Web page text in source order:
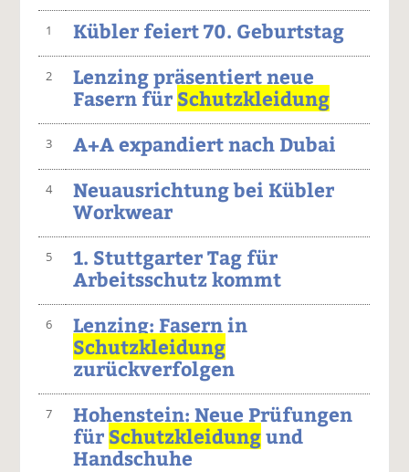
1 Kübler feiert 70. Geburtstag
2
Lenzing präsentiert neue
Fasern für Schutzkleidung
3 A+A expandiert nach Dubai
4
Neuausrichtung bei Kübler
Workwear
5
1. Stuttgarter Tag für
Arbeitsschutz kommt
6
Lenzing: Fasern in
Schutzkleidung
zurückverfolgen
7
Hohenstein: Neue Prüfungen
für Schutzkleidungund
Handschuhe